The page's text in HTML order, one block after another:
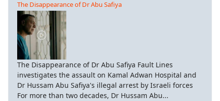
The Disappearance of Dr Abu Safiya
The Disappearance of Dr Abu Safiya Fault Lines
investigates the assault on Kamal Adwan Hospital and
Dr Hussam Abu Safiya's illegal arrest by Israeli forces
For more than two decades, Dr Hussam Abu...